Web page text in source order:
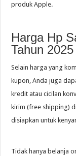
produk Apple.
Harga Hp
Tahun 2025
Selain harga yang
kupon, Anda juga
kredit atau cicilan
kirim (free shipping)
disiapkan untuk
Tidak hanya belanja